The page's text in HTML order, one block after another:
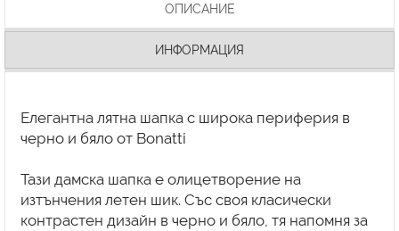
ОПИСАНИЕ
ИНФОРМАЦИЯ
Елегантна лятна шапка с широка периферия в
черно и бяло от Bonatti
Тази дамска шапка е олицетворение на
изтънчения летен шик. Със своя класически
контрастен дизайн в черно и бяло, тя напомня за